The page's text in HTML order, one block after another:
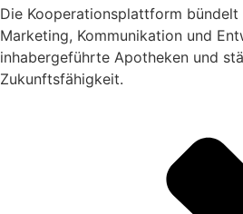
Die Kooperationsplattform bündelt
Marketing, Kommunikation und
inhabergeführte Apotheken und
Zukunftsfähigkeit.